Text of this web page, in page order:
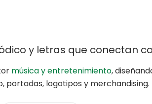
y letras que conectan
música y entretenimiento,
portadas, logotipos y merchandising.